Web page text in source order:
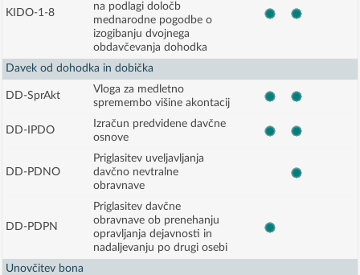
KIDO-1-8
na podlagi določb
mednarodne pogodbe o
izogibanju dvojnega
obdavčevanja dohodka
Davek od dohodka in dobička
DD-SprAkt
Vloga za medletno
spremembo višine akontacij
DD-IPDO
Izračun predvidene davčne
osnove
DD-PDNO
Priglasitev uveljavljanja
davčno nevtralne
obravnave
DD-PDPN
Priglasitev davčne
obravnave ob prenehanju
opravljanja dejavnosti in
nadaljevanju po drugi osebi
Unovčitev bona